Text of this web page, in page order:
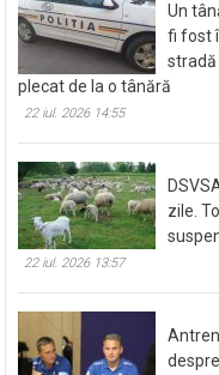
Un
fi fost
stradă
plecat de la o tânără
22 iul. 2026 14:55
zile.
22 iul. 2026 13:57